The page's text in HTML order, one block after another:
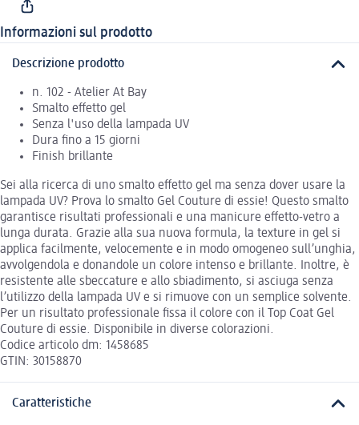
Informazioni sul prodotto
Descrizione prodotto
n. 102 - Atelier At Bay
Smalto effetto gel
Senza l'uso della lampada UV
Dura fino a 15 giorni
Finish brillante
Sei alla ricerca di uno smalto effetto gel ma senza dover usare la
lampada UV? Prova lo smalto Gel Couture di essie! Questo smalto
garantisce risultati professionali e una manicure effetto-vetro a
lunga durata. Grazie alla sua nuova formula, la texture in gel si
applica facilmente, velocemente e in modo omogeneo sull’unghia,
avvolgendola e donandole un colore intenso e brillante. Inoltre, è
resistente alle sbeccature e allo sbiadimento, si asciuga senza
l’utilizzo della lampada UV e si rimuove con un semplice solvente.
Per un risultato professionale fissa il colore con il Top Coat Gel
Couture di essie. Disponibile in diverse colorazioni.
Codice articolo dm: 1458685
GTIN: 30158870
Caratteristiche